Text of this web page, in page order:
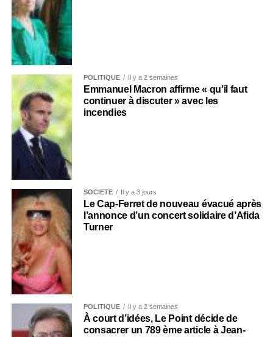
POLITIQUE Il y a 2 semaines
Emmanuel Macron affirme « qu’il faut
continuer à discuter » avec les
incendies
SOCIÉTÉ Il y a 3 jours
Le Cap-Ferret de nouveau évacué après
l’annonce d’un concert solidaire d’Afida
Turner
POLITIQUE Il y a 2 semaines
À court d’idées, Le Point décide de
consacrer un 789 ème article à Jean-